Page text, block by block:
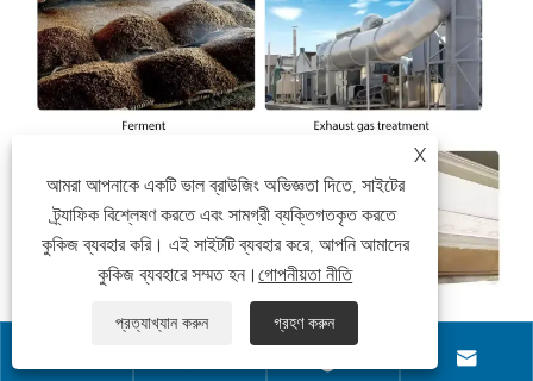

X
আমরা আপনাকে একটি ভাল ব্রাউজিং অভিজ্ঞতা দিতে, সাইটের
ট্র্যাফিক বিশ্লেষণ করতে এবং সামগ্রী ব্যক্তিগতকৃত করতে
কুকিজ ব্যবহার করি। এই সাইটটি ব্যবহার করে, আপনি আমাদের
কুকিজ ব্যবহারে সম্মত হন।গোপনীয়তা নীতি
প্রত্যাখ্যান করুন গ্রহণ করুন